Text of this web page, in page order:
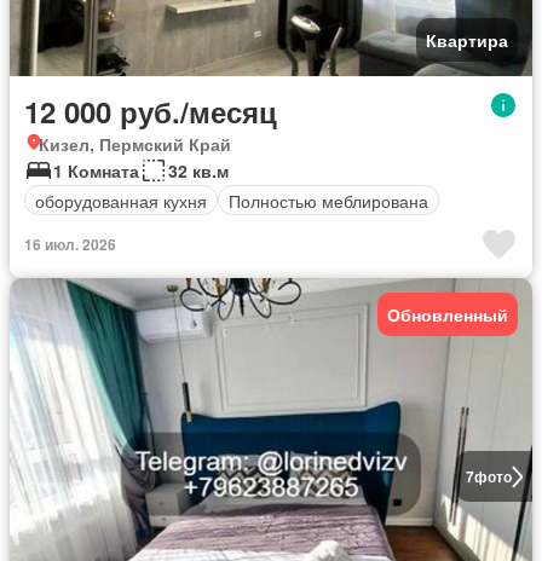
Квартира
12 000 руб./месяц
Кизел, Пермский Край
1 Комната
32 кв.м
оборудованная кухня
Полностью меблирована
16 июл. 2026
7фото
Обновленный